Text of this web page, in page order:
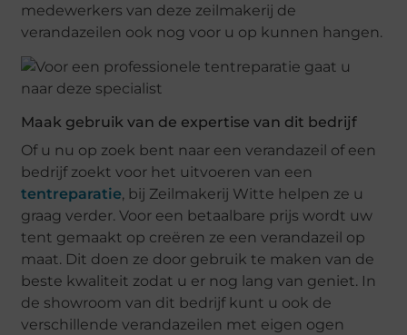
medewerkers van deze zeilmakerij de
verandazeilen ook nog voor u op kunnen hangen.
Maak gebruik van de expertise van dit bedrijf
Of u nu op zoek bent naar een verandazeil of een
bedrijf zoekt voor het uitvoeren van een
tentreparatie, bij Zeilmakerij Witte helpen ze u
graag verder. Voor een betaalbare prijs wordt uw
tent gemaakt op creëren ze een verandazeil op
maat. Dit doen ze door gebruik te maken van de
beste kwaliteit zodat u er nog lang van geniet. In
de showroom van dit bedrijf kunt u ook de
verschillende verandazeilen met eigen ogen